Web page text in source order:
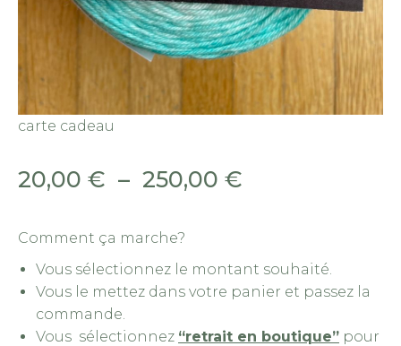
carte cadeau
20,00 € – 250,00 €
20,00 €
à
250,00 €
Comment ça marche?
Vous sélectionnez le montant souhaité.
Vous le mettez dans votre panier et passez la
commande.
Vous sélectionnez “retrait en boutique” pour